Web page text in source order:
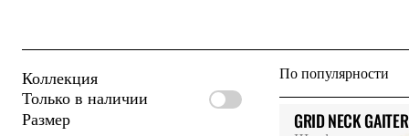
Брюки
Флисовая одежда
Куртки
Брюки
Коллекция
Только в наличии
Размер
По популярности
GRID NECK